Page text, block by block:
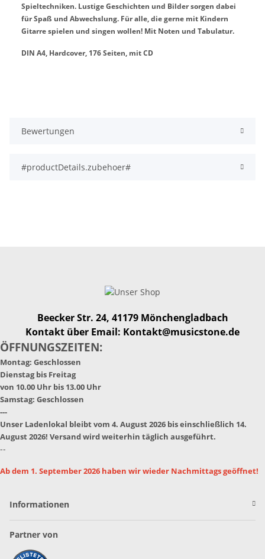
Spieltechniken. Lustige Geschichten und Bilder sorgen dabei
für Spaß und Abwechslung. Für alle, die gerne mit Kindern
Gitarre spielen und singen wollen! Mit Noten und Tabulatur.
DIN A4, Hardcover, 176 Seiten, mit CD
Bewertungen
#productDetails.zubehoer#
Beecker Str. 24, 41179 Mönchengladbach
Kontakt über Email: Kontakt@musicstone.de
ÖFFNUNGSZEITEN:
Montag: Geschlossen
Dienstag bis Freitag
von 10.00 Uhr bis 13.00 Uhr
Samstag: Geschlossen
---
Unser Ladenlokal bleibt vom 4. August 2026 bis einschließlich 14.
August 2026! Versand wird weiterhin täglich ausgeführt.
--
Ab dem 1. September 2026 haben wir wieder Nachmittags geöffnet!
Informationen
Partner von